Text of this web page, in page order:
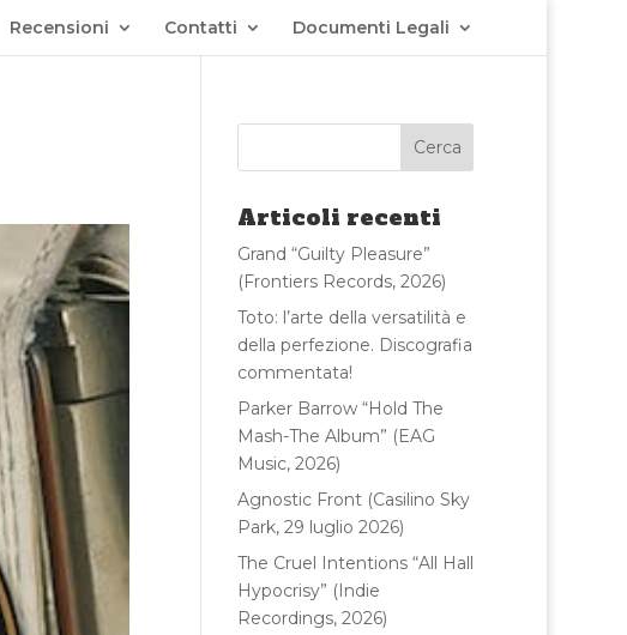
Recensioni Contatti Documenti Legali
Articoli recenti
Grand “Guilty Pleasure”
(Frontiers Records, 2026)
Toto: l’arte della versatilità e
della perfezione. Discografia
commentata!
Parker Barrow “Hold The
Mash-The Album” (EAG
Music, 2026)
Agnostic Front (Casilino Sky
Park, 29 luglio 2026)
The Cruel Intentions “All Hall
Hypocrisy” (Indie
Recordings, 2026)